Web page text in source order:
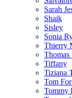
Sarah
Shaik
Sisley
Sonia
Thierry
Thomas
Tiffany
Tiziana
Tom
Tommy